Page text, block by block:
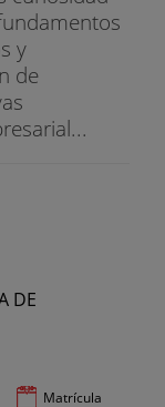
y
de
Matrícula